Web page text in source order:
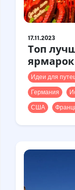
17.11.2023
Топ
ярмарок
Идеи для
Германия
США